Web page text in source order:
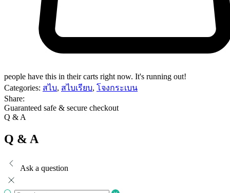
people have this in their carts right now. It's running out!
Categories: สไบ, สไบเรียบ, โจงกระเบน
Share:
Guaranteed safe & secure checkout
Q & A
Q & A
Ask a question